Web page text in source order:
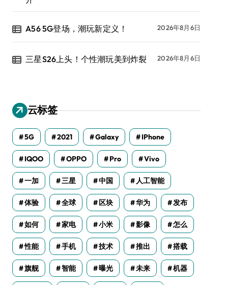
A56 5G登场，潮玩新定义！ 2026年8月6日
三星S26上头！个性潮玩美到炸裂 2026年8月6日
云标签
5G 2021 Galaxy IPhone
IQOO OPPO Pro Vivo
一加 三星 中国 人工智能
体验 全球 区块 华为 发布
如何 家电 小米 影像 怎么
性能 手机 技术 推出 搭载
旗舰 智能 曝光 未来 机器